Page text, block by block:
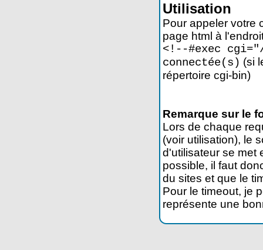
Utilisation
Pour appeler votre
page html à
<!--#exec
connectée(s) (si
répertoire cgi-bin)
Remarque sur le
Lors de chaque
(voir utilisation), le
d'utilisateur se met
possible, il faut
du sites et que le
Pour le timeout, je
représente une